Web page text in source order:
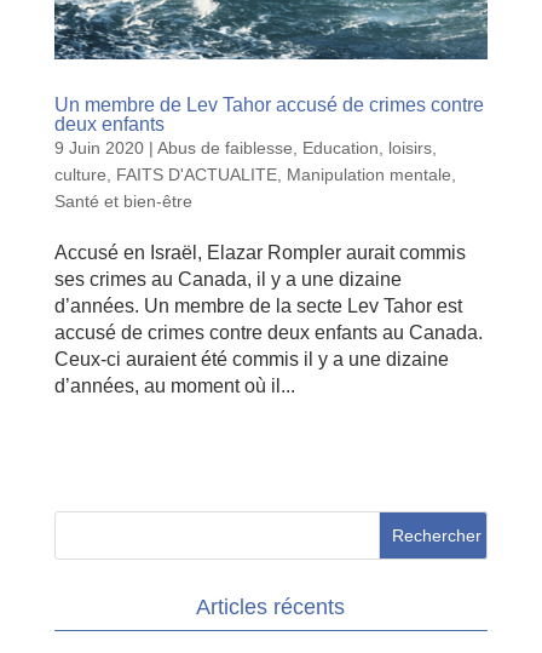
Un membre de Lev Tahor accusé de crimes contre
deux enfants
9 Juin 2020| Abus de faiblesse
Education, loisirs,
culture
FAITS D'ACTUALITE, Manipulation mentale
Santé et bien-être
Accusé en Israël, Elazar Rompler aurait commis
ses crimes au Canada, il y a une dizaine
d’années. Un membre de la secte Lev Tahor est
accusé de crimes contre deux enfants au Canada.
Ceux-ci auraient été commis il y a une dizaine
d’années, au moment où il...
Articles récents